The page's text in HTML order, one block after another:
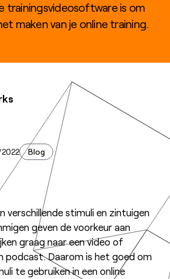
trainingsvideosoftware is om
maken van je online training.
Blog
verschillende stimuli en zintuigen
geven de voorkeur aan
graag naar een video of
podcast. Daarom is het goed om
te gebruiken in een online